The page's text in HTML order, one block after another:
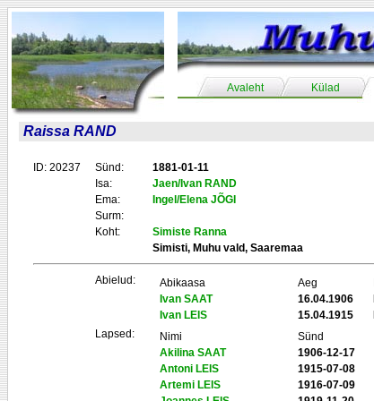
Avaleht Külad
Raissa RAND
ID: 20237 Sünd:
1881-01-11
Isa:
Jaen/Ivan RAND
Ema:
Ingel/Elena JÕGI
Surm:
Koht:
Simiste Ranna
Simisti, Muhu vald, Saaremaa
Abielud: Abikaasa Aeg
Ivan SAAT
16.04.1906
Ivan LEIS
15.04.1915
Lapsed:
Nimi
Sünd
Akilina SAAT
1906-12-17
Antoni LEIS
1915-07-08
Artemi LEIS
1916-07-09